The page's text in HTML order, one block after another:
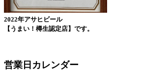
2022年アサヒビール
【うまい！樽生認定店】です。
営業日カレンダー